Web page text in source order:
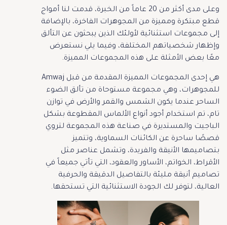
وعلى مدى أكثر من 20 عاماً من الخبرة، قدمت لنا أمواج
قطع مبتكرة ومميزة من المجوهرات الفاخرة، بالإضافة
إلى مجموعات استثنائية لأولئك الذين يبحثون عن التألق
وإظهار شخصياتهم المختلفة، وفيما يلي نستعرض
معًا بعض الأمثلة على هذه المجموعات المميزة.
هي إحدى المجموعات المميزة المقدمة من قبل Amwaj
للمجوهرات، وهي مجموعة مستوحاة من تألق الضوء
الساحر عندما يكون الشمس والقمر والأرض في توازن
تام، تم استخدام أجود أنواع الألماس المقطوعة بشكل
الباجيت والمستديرة في صناعة هذه المجموعة لتروي
قصصًا ساحرة عن الكائنات السماوية، وتتميز
بتصاميمها الأنيقة والفريدة، وتشمل عناصر مثل
الأقراط، الخواتم، الأساور والعقود، التي تأتي جميعاً في
تصاميم أنيقة مليئة بالتفاصيل الدقيقة والحرفية
العالية، لتوفر لك الجودة الاستثنائية التي تستحقها.